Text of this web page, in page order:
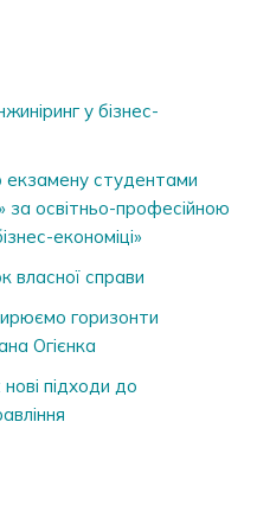
у бізнес-
екзамену студентами
за освітньо-професійною
економіці»
власної справи
горизонти
Огієнка
підходи до